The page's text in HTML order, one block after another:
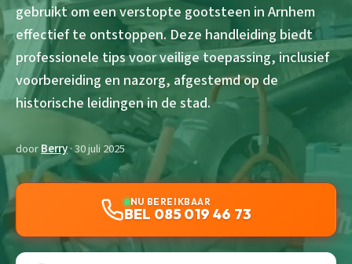
gebruikt om een verstopte gootsteen in Arnhem
effectief te ontstoppen. Deze handleiding biedt
professionele tips voor veilige toepassing, inclusief
voorbereiding en nazorg, afgestemd op de
historische leidingen in de stad.
doorBerry· 30 juli 2025
NU BEREIKBAAR
BEL 085 019 46 73